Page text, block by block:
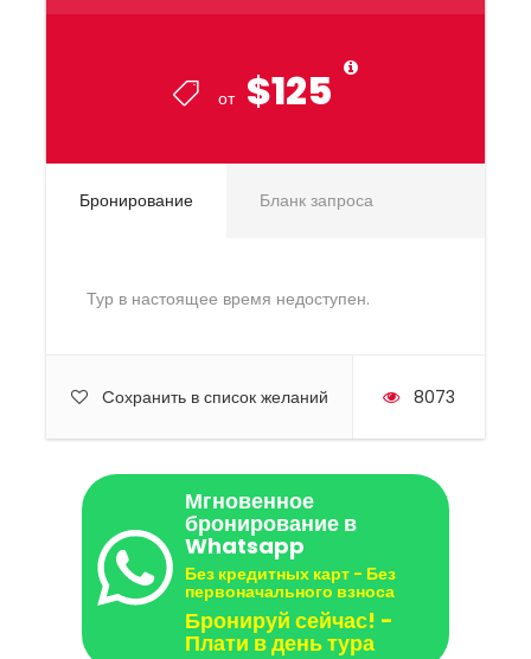
от $125
Бронирование Бланк запроса
Тур в настоящее время недоступен.
Cохранить в список желаний 8073
Мгновенное
бронирование в
Whatsapp
Без кредитных карт - Без
первоначального взноса
Бронируй сейчас! -
Плати в день тура